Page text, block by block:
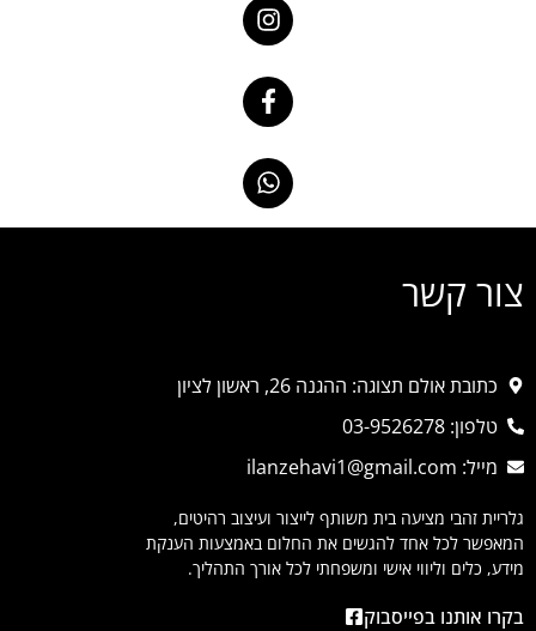
צור קשר
כתובת אולם תצוגה: ההגנה 26, ראשון לציון
טלפון: 03-9526278
מייל: ilanzehavi1@gmail.com
גלריית זהבי מציעה בית משותף לייצור ועיצוב רהיטים,
המאפשר לכל אחד להגשים את החלום באמצעות הענקת
מידע, כלים וליווי אישי ומשפחתי לכל אורך התהליך.
בקרו אותנו בפייסבוק